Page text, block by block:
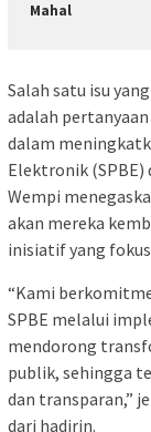
Mahal
Salah satu isu
adalah
dalam
Elektronik (SPBE)
Wempi
akan mereka
inisiatif yang
“Kami
SPBE melalui
mendorong
publik, sehingga
dan transparan,”
dari hadirin.